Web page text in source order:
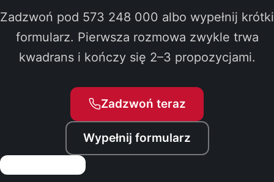
Zadzwoń pod 573 248 000 albo wypełnij krótki
formularz. Pierwsza rozmowa zwykle trwa
kwadrans i kończy się 2–3 propozycjami.
Zadzwoń teraz
Wypełnij formularz